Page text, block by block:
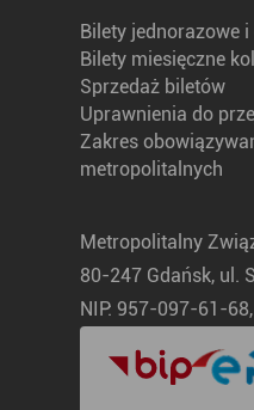
Bilety jednorazowe
Bilety miesięczne
Sprzedaż biletów
Uprawnienia do
Zakres
metropolitalnych
Metropolitalny
80-247 Gdańsk, ul.
NIP: 957-097-61-